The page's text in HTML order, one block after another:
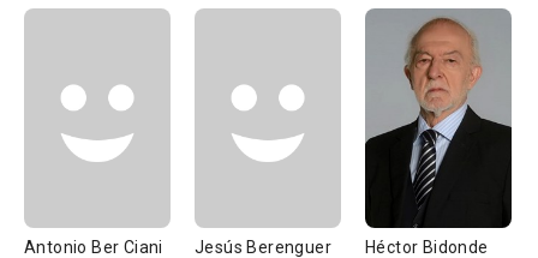
Antonio Ber Ciani Jesús Berenguer Héctor Bidonde